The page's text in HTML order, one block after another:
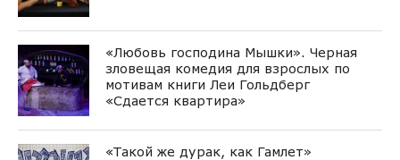
«Любовь господина Мышки». Черная
зловещая комедия для взрослых по
мотивам книги Леи Гольдберг
«Сдается квартира»
«Такой же дурак, как Гамлет»